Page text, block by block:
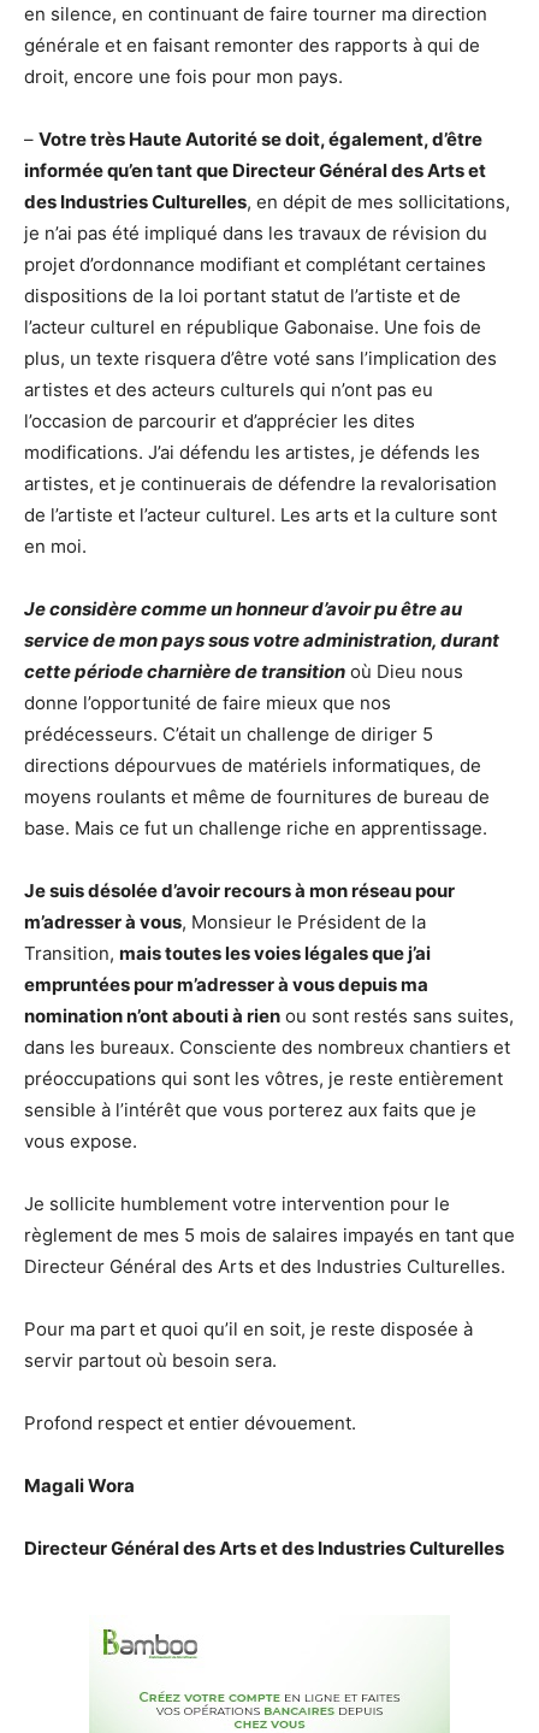
en silence, en continuant de faire tourner ma direction
générale et en faisant remonter des rapports à qui de
droit, encore une fois pour mon pays.
– Votre très Haute Autorité se doit, également, d’être
informée qu’en tant que Directeur Général des Arts et
des Industries Culturelles, en dépit de mes sollicitations,
je n’ai pas été impliqué dans les travaux de révision du
projet d’ordonnance modifiant et complétant certaines
dispositions de la loi portant statut de l’artiste et de
l’acteur culturel en république Gabonaise. Une fois de
plus, un texte risquera d’être voté sans l’implication des
artistes et des acteurs culturels qui n’ont pas eu
l’occasion de parcourir et d’apprécier les dites
modifications. J’ai défendu les artistes, je défends les
artistes, et je continuerais de défendre la revalorisation
de l’artiste et l’acteur culturel. Les arts et la culture sont
en moi.
Je considère comme un honneur d’avoir pu être au
service de mon pays sous votre administration, durant
cette période charnière de transition où Dieu nous
donne l’opportunité de faire mieux que nos
prédécesseurs. C’était un challenge de diriger 5
directions dépourvues de matériels informatiques, de
moyens roulants et même de fournitures de bureau de
base. Mais ce fut un challenge riche en apprentissage.
Je suis désolée d’avoir recours à mon réseau pour
m’adresser à vous, Monsieur le Président de la
Transition, mais toutes les voies légales que j’ai
empruntées pour m’adresser à vous depuis ma
nomination n’ont abouti à rien ou sont restés sans suites,
dans les bureaux. Consciente des nombreux chantiers et
préoccupations qui sont les vôtres, je reste entièrement
sensible à l’intérêt que vous porterez aux faits que je
vous expose.
Je sollicite humblement votre intervention pour le
règlement de mes 5 mois de salaires impayés en tant que
Directeur Général des Arts et des Industries Culturelles.
Pour ma part et quoi qu’il en soit, je reste disposée à
servir partout où besoin sera.
Profond respect et entier dévouement.
Magali Wora
Directeur Général des Arts et des Industries Culturelles